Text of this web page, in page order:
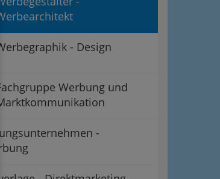
- Design
Werbung und
-